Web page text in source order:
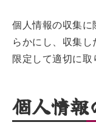
個人情報の収集に
らかにし、収集
限定して適切に取
個人情報